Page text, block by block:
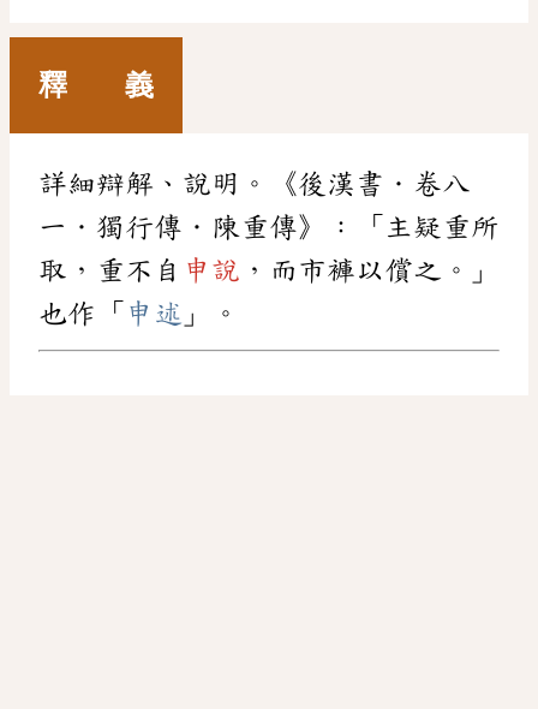
釋 義
詳細辯解、說明。《後漢書．卷八
一．獨行傳．陳重傳》：「主疑重所
取，重不自 申說 ，而市褲以償之。」
也作「 申述 」。